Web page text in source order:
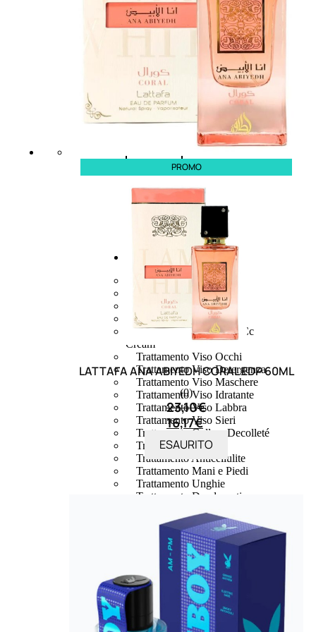
Smalto
effetti
Solvente
Trattamenti
unghie
Cofanetti
unghie
TRATTAMENTI
Trattamento Viso Antieta
Trattamento Viso Giorno
Trattamento Viso Notte
Trattamento Viso 24 Ore
Trattamento Viso Bb E Cc
Cream
Trattamento Viso Occhi
Trattamento Viso Detergenza
Trattamento Viso Maschere
Trattamento Viso Idratante
Trattamento Viso Labbra
Trattamento Viso Sieri
Trattamento Collo e Decolleté
Trattamento Corpo
Trattamento Anticellulite
Trattamento Mani e Piedi
Trattamento Unghie
Trattamento Deodoranti
Cofanetti Trattamento Viso
Cofanetti Trattamento Corpo
Viso
PROMO
LATTAFA ANA ABIYEDH CORAL EDP 60ML
(0)
23,10€
16,17€
ESAURITO